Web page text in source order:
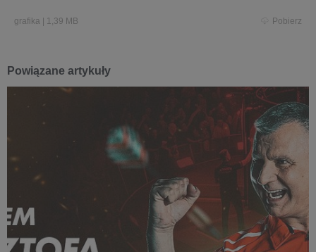
grafika | 1,39 MB Pobierz
Powiązane artykuły